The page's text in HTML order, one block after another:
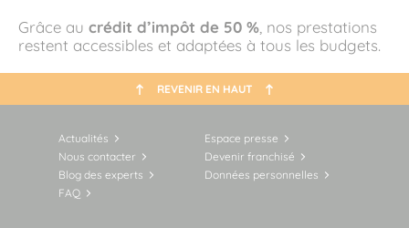
Grâce au crédit d’impôt de 50 % , nos prestations
restent accessibles et adaptées à tous les budgets.
REVENIR EN HAUT
Actualités
Espace presse
Nous contacter
Devenir franchisé
Blog des experts
Données personnelles
FAQ